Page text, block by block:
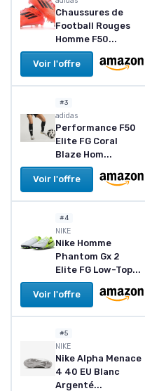
Chaussures de
Football Rouges
Homme F50...
Voir l'offre
#3
adidas
Performance F50
Elite FG Coral
Blaze Hom...
Voir l'offre
#4
NIKE
Nike Homme
Phantom Gx 2
Elite FG Low-Top...
Voir l'offre
#5
NIKE
Nike Alpha Menace
4 40 EU Blanc
Argenté...